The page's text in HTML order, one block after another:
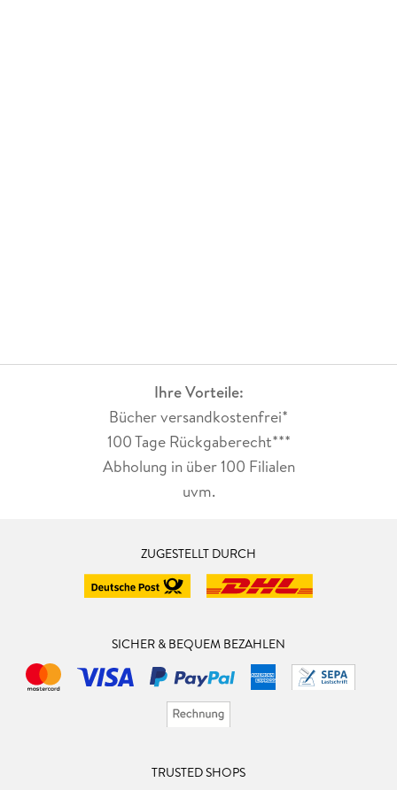
Ihre Vorteile:
Bücher versandkostenfrei*
100 Tage Rückgaberecht***
Abholung in über 100 Filialen
uvm.
ZUGESTELLT DURCH
SICHER & BEQUEM BEZAHLEN
TRUSTED SHOPS